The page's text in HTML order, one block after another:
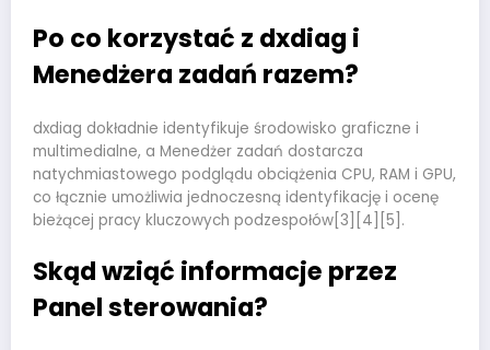
Po co korzystać z dxdiag i
Menedżera zadań razem?
dxdiag dokładnie identyfikuje środowisko graficzne i
multimedialne, a Menedżer zadań dostarcza
natychmiastowego podglądu obciążenia CPU, RAM i GPU,
co łącznie umożliwia jednoczesną identyfikację i ocenę
bieżącej pracy kluczowych podzespołów[3][4][5].
Skąd wziąć informacje przez
Panel sterowania?